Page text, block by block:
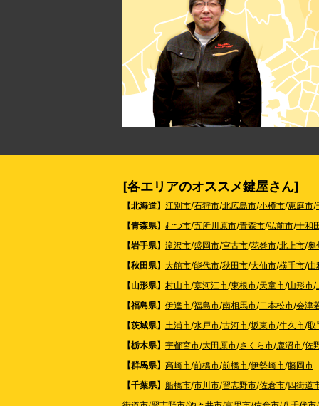
[各エリアのオススメ鍵屋さん]
【北海道】 江別市/石狩市/北広島市/小樽市/恵庭市/
【青森県】 むつ市/五所川原市/青森市/弘前市/十和
【岩手県】 滝沢市/盛岡市/宮古市/花巻市/北上市/奥
【秋田県】 大館市/能代市/秋田市/大仙市/横手市/由
【山形県】 村山市/寒河江市/東根市/天童市/山形市/
【福島県】 伊達市/福島市/南相馬市/二本松市/会津
【茨城県】 土浦市/水戸市/古河市/坂東市/牛久市/取
【栃木県】 宇都宮市/大田原市/さくら市/鹿沼市/佐
【群馬県】 高崎市/前橋市/前橋市/伊勢崎市/藤岡市
【千葉県】 船橋市/市川市/習志野市/佐倉市/四街道